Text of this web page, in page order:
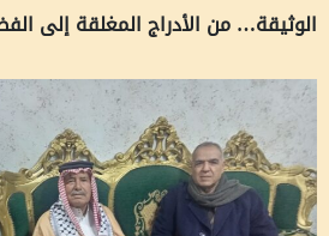
الوثيقة… من الأدراج المغلقة إلى